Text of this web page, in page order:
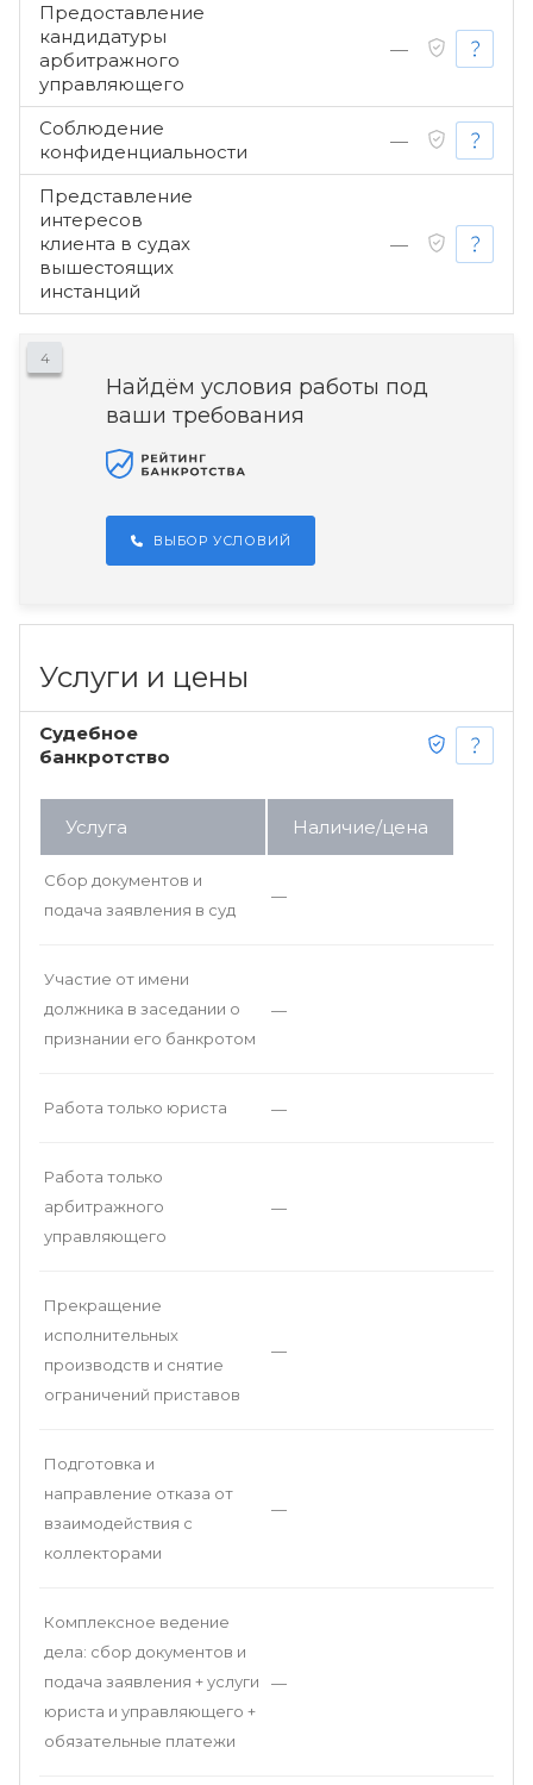
Предоставление
кандидатуры
арбитражного
управляющего
—
Соблюдение
конфиденциальности
—
Представление
интересов
клиента в судах
вышестоящих
инстанций
—
4
Найдём условия работы под
ваши требования
ВЫБОР УСЛОВИЙ
Услуги и цены
Судебное
банкротство
Услуга Наличие/цена
Сбор документов и
подача заявления в суд
—
Участие от имени
должника в заседании о
признании его банкротом
—
Работа только юриста —
Работа только
арбитражного
управляющего
—
Прекращение
исполнительных
производств и снятие
ограничений приставов
—
Подготовка и
направление отказа от
взаимодействия с
коллекторами
—
Комплексное ведение
дела: сбор документов и
подача заявления + услуги
юриста и управляющего +
обязательные платежи
—